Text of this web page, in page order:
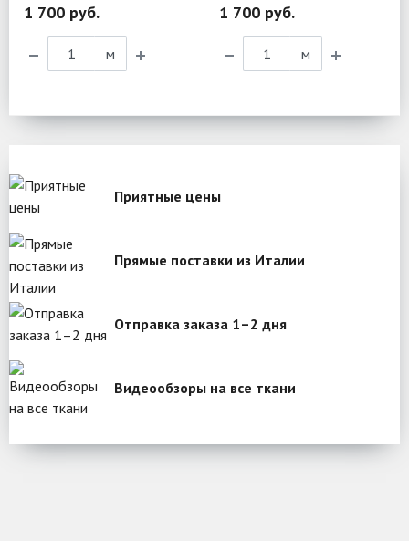
1 700 руб.
м
1 700 руб.
м
Приятные цены
Прямые поставки из Италии
Отправка заказа 1–2 дня
Видеообзоры на все ткани